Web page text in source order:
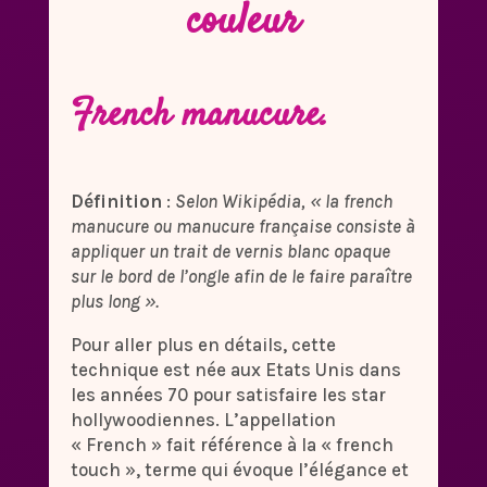
couleur
French manucure.
Définition : Selon Wikipédia, « la french
manucure ou manucure française consiste à
appliquer un trait de vernis blanc opaque
sur le bord de l’ongle afin de le faire paraître
plus long ».
Pour aller plus en détails, cette
technique est née aux Etats Unis dans
les années 70 pour satisfaire les star
hollywoodiennes. L’appellation
« French » fait référence à la « french
touch », terme qui évoque l’élégance et